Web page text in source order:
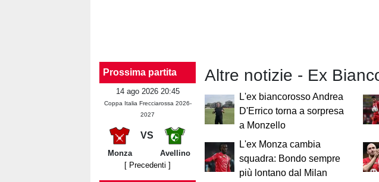
Prossima partita
14 ago 2026 20:45
Coppa Italia Frecciarossa 2026-
2027
VS
Monza
Avellino
[ Precedenti ]
Altre notizie - Ex
L'ex biancorosso Andrea
D'Errico torna a sorpresa
a Monzello
L'ex Monza cambia
squadra: Bondo sempre
più lontano dal Milan